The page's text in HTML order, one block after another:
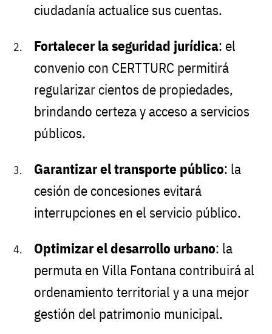
ciudadanía actualice sus cuentas.
Fortalecer la seguridad jurídica: el
convenio con CERTTURC permitirá
regularizar cientos de propiedades,
brindando certeza y acceso a servicios
públicos.
Garantizar el transporte público: la
cesión de concesiones evitará
interrupciones en el servicio público.
Optimizar el desarrollo urbano: la
permuta en Villa Fontana contribuirá al
ordenamiento territorial y a una mejor
gestión del patrimonio municipal.